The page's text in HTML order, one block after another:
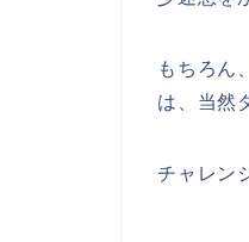
もちろん
は、当然
チャレン